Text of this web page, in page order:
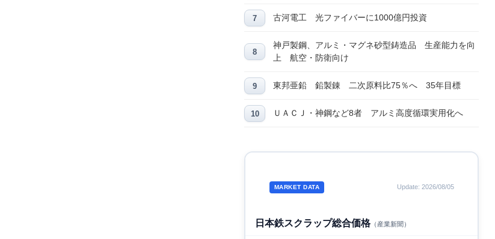
古河電工 光ファイバーに1000億円投資
神戸製鋼、アルミ・マグネ砂型鋳造品 生産能力を向
上 航空・防衛向け
東邦亜鉛 鉛製錬 二次原料比75％へ 35年目標
ＵＡＣＪ・神鋼など8者 アルミ高度循環実用化へ
MARKET DATA Update: 2026/08/05
日本鉄スクラップ総合価格（産業新聞）